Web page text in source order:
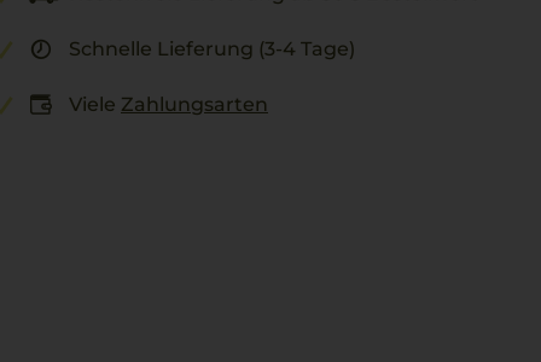
Schnelle Lieferung (3-4 Tage)
Viele Zahlungsarten